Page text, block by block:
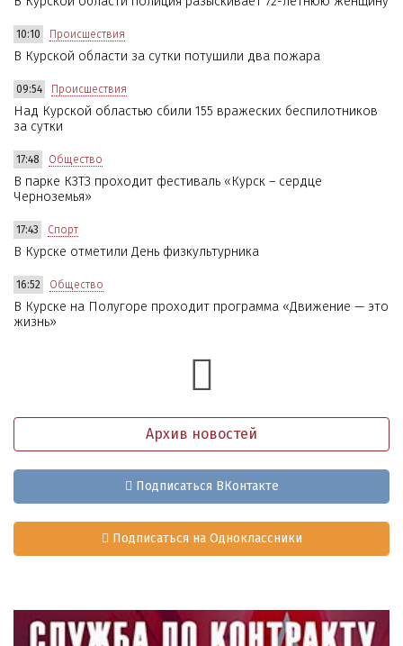
10:10 Происшествия
В Курской области за сутки потушили два пожара
09:54 Происшествия
Над Курской областью сбили 155 вражеских беспилотников
за сутки
17:48 Общество
В парке КЗТЗ проходит фестиваль «Курск – сердце
Черноземья»
17:43 Спорт
В Курске отметили День физкультурника
16:52 Общество
В Курске на Полугоре проходит программа «Движение — это
жизнь»
Архив новостей
Подписаться ВКонтакте
Подписаться на Одноклассники